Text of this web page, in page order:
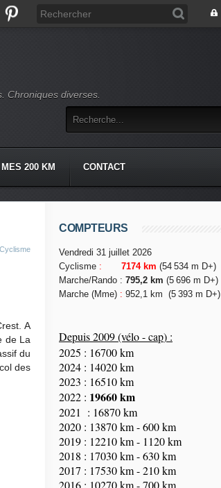
Chroniques diverses.
MES 200 KM CONTACT
A
de La
du
des
COMPTEURS
Vendredi 31 juillet 2026
Cyclisme : 7174 km (54 534 m D+)
Marche/Rando : 795,2 km (5 696 m D+)
Marche (Mme) : 952,1 km (5 393 m D+)
Depuis 2009 (vélo - cap) :
2025 : 16700 km
2024 : 14020 km
2023 : 16510 km
2022 : 19660 km
2021 : 16870 km
2020 : 13870 km - 600 km
2019 : 12210 km - 1120 km
2018 : 17030 km - 630 km
2017 : 17530 km - 210 km
2016 : 10270 km - 700 km